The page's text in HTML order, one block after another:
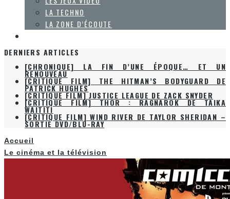
LA TECHNO
LA ZONE D’ÉCOUTE
DERNIERS ARTICLES
[CHRONIQUE] LA FIN D’UNE ÉPOQUE… ET UN
RENOUVEAU
[CRITIQUE FILM] THE HITMAN’S BODYGUARD DE
PATRICK HUGHES
[CRITIQUE FILM] JUSTICE LEAGUE DE ZACK SNYDER
[CRITIQUE FILM] THOR : RAGNAROK DE TAIKA
WAITITI
[CRITIQUE FILM] WIND RIVER DE TAYLOR SHERIDAN –
SORTIE DVD/BLU-RAY
Accueil
Le cinéma et la télévision